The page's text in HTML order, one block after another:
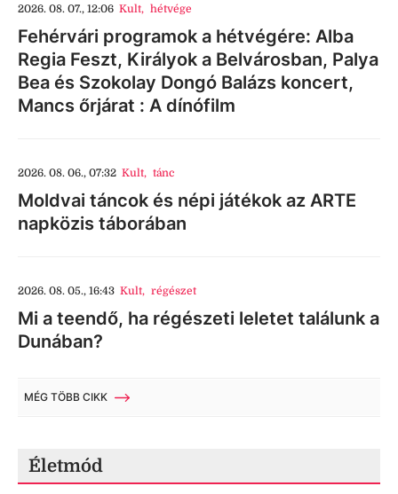
2026. 08. 07., 12:06 Kult, hétvége
Fehérvári programok a hétvégére: Alba
Regia Feszt, Királyok a Belvárosban, Palya
Bea és Szokolay Dongó Balázs koncert,
Mancs őrjárat : A dínófilm
2026. 08. 06., 07:32 Kult, tánc
Moldvai táncok és népi játékok az ARTE
napközis táborában
2026. 08. 05., 16:43 Kult, régészet
Mi a teendő, ha régészeti leletet találunk a
Dunában?
MÉG TÖBB CIKK
Életmód